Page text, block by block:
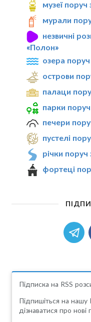
музеї
мурали
незвичні
«Полон»
озера
острови
палаци
парки
печери
пустелі
річки
фортеці
Підписка на RSS
Підпишіться на
дізнаватися про нові